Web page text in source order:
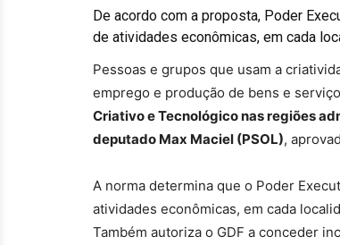
De acordo com a proposta, Poder
de atividades econômicas, em cada
Pessoas e grupos que usam a
emprego e produção de bens e
Criativo e Tecnológico nas regiões
deputado Max Maciel (PSOL),
A norma determina que o Poder
atividades econômicas, em cada
Também autoriza o GDF a conceder